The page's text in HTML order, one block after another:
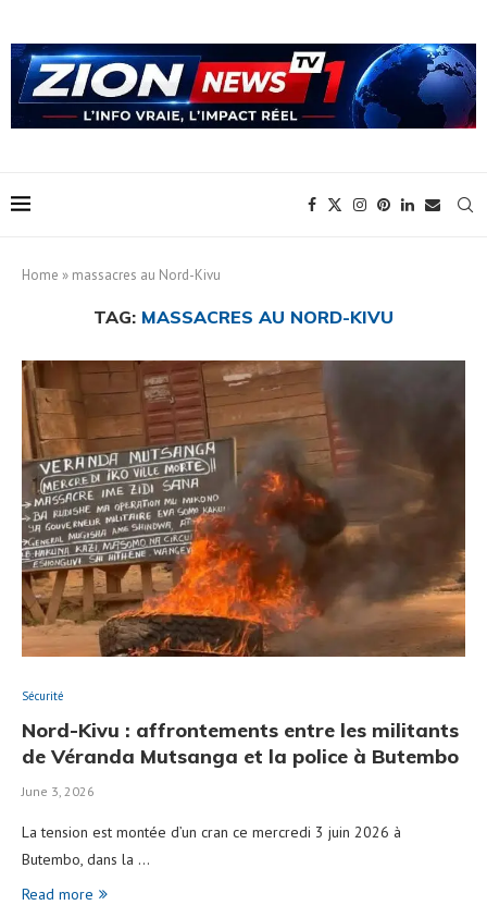
Home » massacres au Nord-Kivu
TAG: MASSACRES AU NORD-KIVU
Sécurité
Nord-Kivu : affrontements entre les militants
de Véranda Mutsanga et la police à Butembo
June 3, 2026
La tension est montée d’un cran ce mercredi 3 juin 2026 à
Butembo, dans la …
Read more